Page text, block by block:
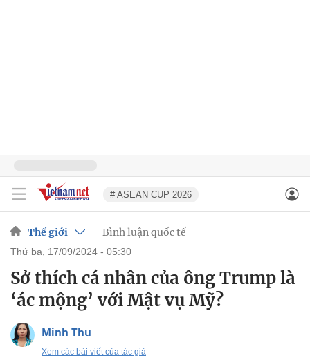
# ASEAN CUP 2026
Thế giới Bình luận quốc tế
thứ ba, 17/09/2024 - 05:30
Sở thích cá nhân của ông Trump là
‘ác mộng’ với Mật vụ Mỹ?
Minh Thu
Xem các bài viết của tác giả